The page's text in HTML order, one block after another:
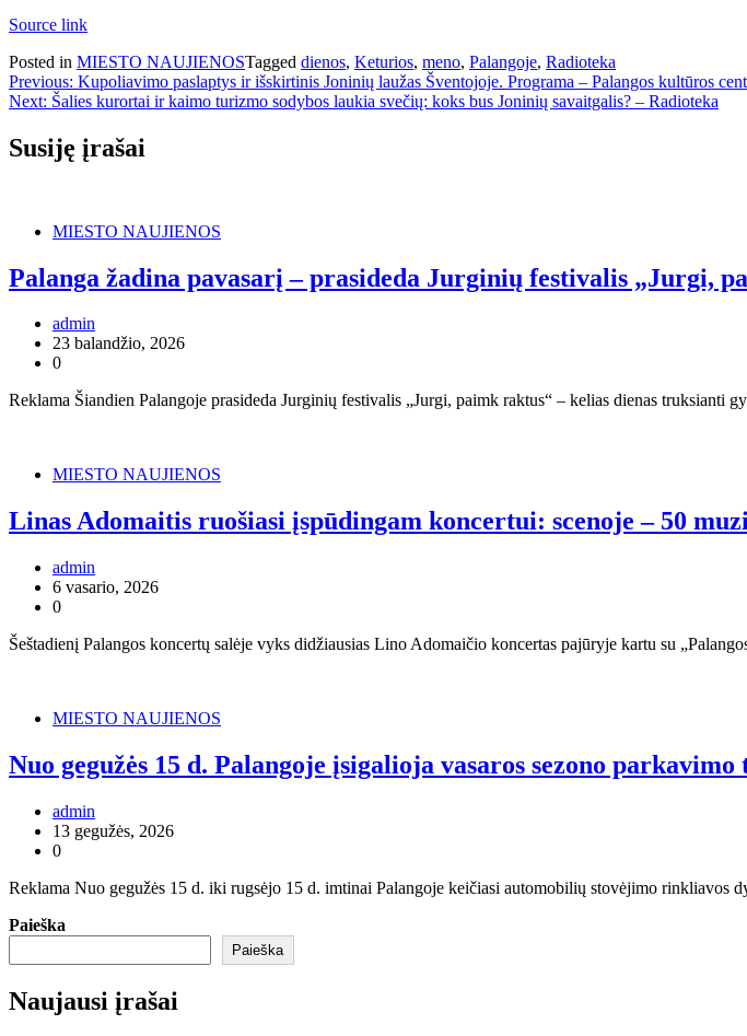
Source link
Posted in MIESTO NAUJIENOSTagged dienos, Keturios, meno, Palangoje, Radioteka
Navigacija
tarp
įrašų
Previous: Kupoliavimo paslaptys ir išskirtinis Joninių laužas Šventojoje. Programa – Palangos kultūros
Next: Šalies kurortai ir kaimo turizmo sodybos laukia svečių: koks bus Joninių savaitgalis? – Radioteka
Susiję įrašai
MIESTO NAUJIENOS
Palanga žadina pavasarį – prasideda Jurginių festivalis „Jurgi,
admin
23 balandžio, 2026
0
Reklama Šiandien Palangoje prasideda Jurginių festivalis „Jurgi, paimk raktus“ – kelias dienas
MIESTO NAUJIENOS
Linas Adomaitis ruošiasi įspūdingam koncertui: scenoje – 50
admin
6 vasario, 2026
0
Šeštadienį Palangos koncertų salėje vyks didžiausias Lino Adomaičio koncertas pajūryje kartu su
MIESTO NAUJIENOS
Nuo gegužės 15 d. Palangoje įsigalioja vasaros sezono
admin
13 gegužės, 2026
0
Reklama Nuo gegužės 15 d. iki rugsėjo 15 d. imtinai Palangoje keičiasi automobilių stovėjimo
Paieška
Paieška
Naujausi įrašai